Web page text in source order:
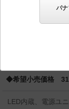
売） Hf蛍光灯
力型・3200 lm
要望にお応えでき
◆希望小売価格
LED内蔵、電源ユ
パ